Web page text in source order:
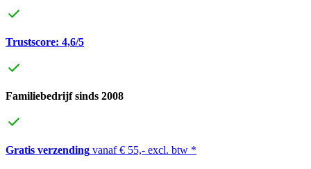
Trustscore: 4,6/5
Familiebedrijf sinds 2008
Gratis verzending vanaf € 55,- excl. btw *